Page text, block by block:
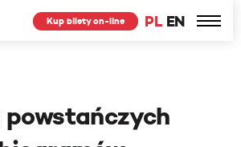
PL EN
Kup bilety on-line
powstańczych